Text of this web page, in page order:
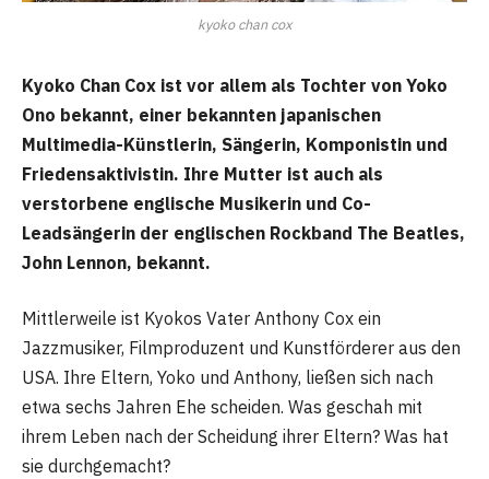
kyoko chan cox
Kyoko Chan Cox ist vor allem als Tochter von Yoko
Ono bekannt, einer bekannten japanischen
Multimedia-Künstlerin, Sängerin, Komponistin und
Friedensaktivistin. Ihre Mutter ist auch als
verstorbene englische Musikerin und Co-
Leadsängerin der englischen Rockband The Beatles,
John Lennon, bekannt.
Mittlerweile ist Kyokos Vater Anthony Cox ein
Jazzmusiker, Filmproduzent und Kunstförderer aus den
USA. Ihre Eltern, Yoko und Anthony, ließen sich nach
etwa sechs Jahren Ehe scheiden. Was geschah mit
ihrem Leben nach der Scheidung ihrer Eltern? Was hat
sie durchgemacht?